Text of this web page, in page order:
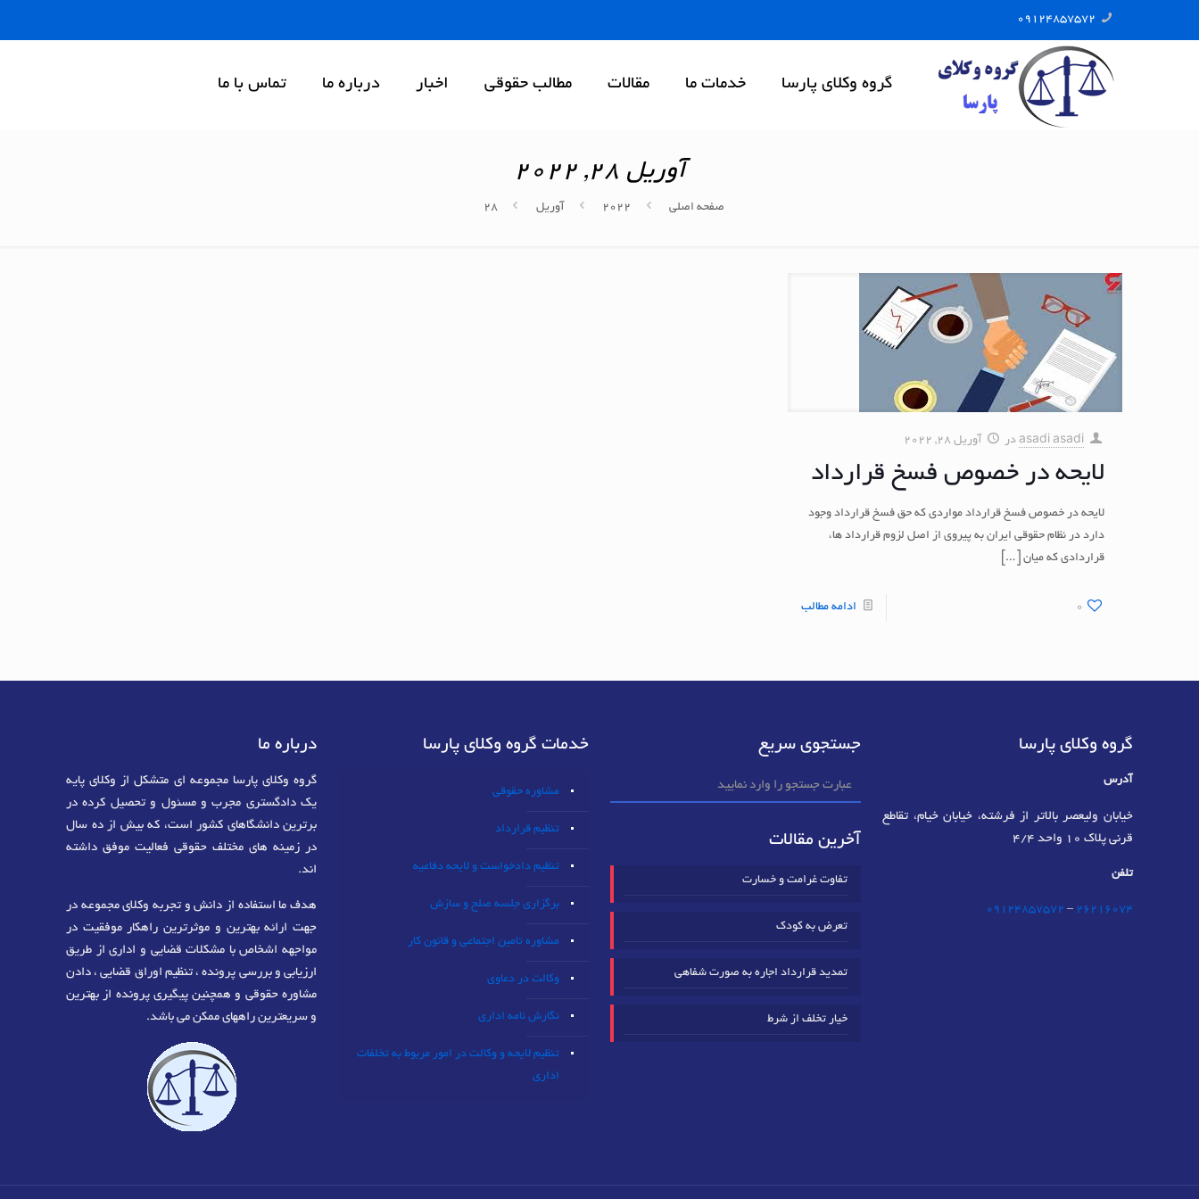
09124857572
گروه وکلای پارسا خدمات ما مقالات مطالب حقوقی اخبار درباره ما تماس با ما
آوریل 28, 2022
صفحه اصلی 2022 آوریل 28
asadi asadi در آوریل 28, 2022
لایحه در خصوص فسخ قرارداد
لایحه در خصوص فسخ قرارداد مواردی که حق فسخ قرارداد وجود
دارد در نظام حقوقی ایران به پیروی از اصل لزوم قرارداد ها،
قراردادی که میان[…]
0 ادامه مطالب
گروه وکلای پارسا
آدرس
خیابان ولیعصر بالاتر از فرشته، خیابان خیام، تقاطع
قرنی پلاک 10 واحد 4/4
تلفن
٢٦٢١٦٠٧٤ –
09124857572
جستجوی سریع
آخرین مقالات
تفاوت غرامت و خسارت
تعرض به کودک
تمدید قرارداد اجاره به صورت شفاهی
خیار تخلف از شرط
خدمات گروه وکلای پارسا
مشاوره حقوقی
تنظیم قرارداد
تنظیم دادخواست و لایحه دفاعیه
برگزاری جلسه صلح و سازش
مشاوره تامین اجتماعی و قانون کار
وکالت در دعاوی
نگارش نامه اداری
تنظیم لایحه و وکالت در امور مربوط به تخلفات
اداری
درباره ما
گروه وکلای پارسا مجموعه ای متشکل از وکلای پایه
یک دادگستری مجرب و مسئول و تحصیل کرده در
برترین دانشگاهای کشور است، که بیش از ده سال
در زمینه های مختلف حقوقی فعالیت موفق داشته
اند.
هدف ما استفاده از دانش و تجربه وکلای مجموعه در
جهت ارائه بهترین و موثرترین راهکار موفقیت در
مواجهه اشخاص با مشکلات قضایی و اداری از طریق
ارزیابی و بررسی پرونده ، تنظیم اوراق قضایی ، دادن
مشاوره حقوقی و همچنین پیگیری پرونده از بهترین
و سریعترین راههای ممکن می باشد.